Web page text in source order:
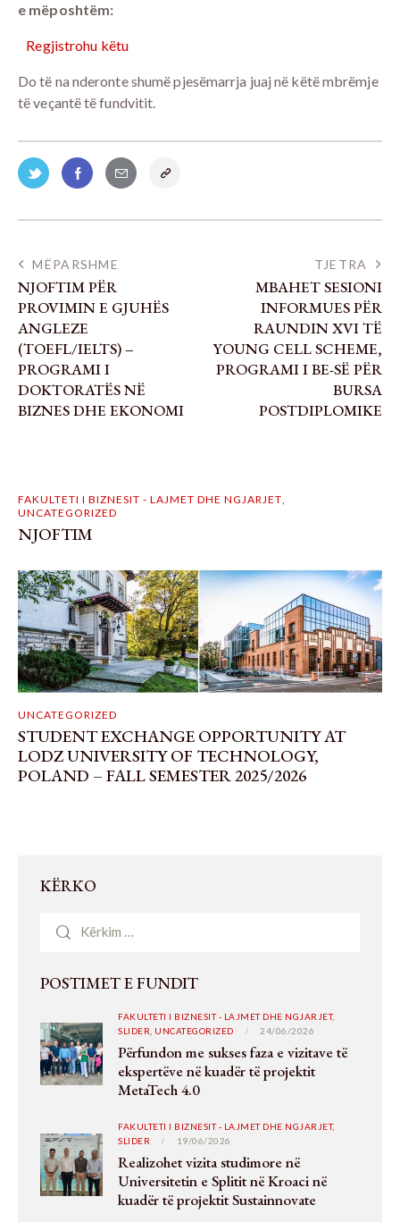
e mëposhtëm:
Regjistrohu këtu
Do të na nderonte shumë pjesëmarrja juaj në këtë mbrëmje
të veçantë të fundvitit.
MËPARSHME
NJOFTIM PËR
PROVIMIN E GJUHËS
ANGLEZE
(TOEFL/IELTS) –
PROGRAMI I
DOKTORATËS NË
BIZNES DHE EKONOMI
TJETRA
MBAHET SESIONI
INFORMUES PËR
RAUNDIN XVI TË
YOUNG CELL SCHEME,
PROGRAMI I BE-SË PËR
BURSA
POSTDIPLOMIKE
FAKULTETI I BIZNESIT - LAJMET DHE NGJARJET,
UNCATEGORIZED
NJOFTIM
UNCATEGORIZED
STUDENT EXCHANGE OPPORTUNITY AT
LODZ UNIVERSITY OF TECHNOLOGY,
POLAND – FALL SEMESTER 2025/2026
KËRKO
POSTIMET E FUNDIT
FAKULTETI I BIZNESIT - LAJMET DHE NGJARJET,
SLIDER, UNCATEGORIZED 24/06/2026
Përfundon me sukses faza e vizitave të
ekspertëve në kuadër të projektit
MetaTech 4.0
FAKULTETI I BIZNESIT - LAJMET DHE NGJARJET,
SLIDER
19/06/2026
Realizohet vizita studimore në
Universitetin e Splitit në Kroaci në
kuadër të projektit Sustainnovate